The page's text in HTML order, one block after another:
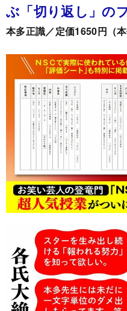
ぶ「切り返し」の
本多正識／定価1650円（